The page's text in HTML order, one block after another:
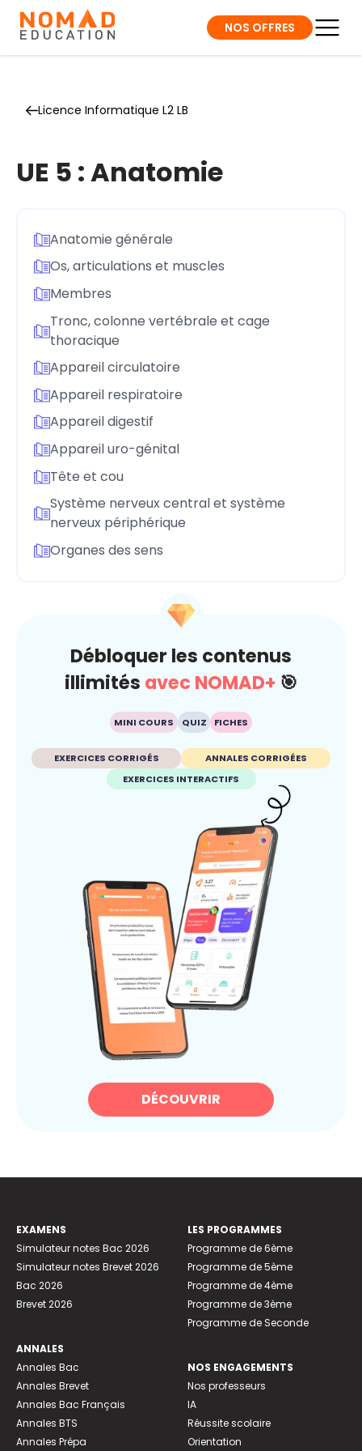
NOS OFFRES
Licence Informatique L2 LB
UE 5 : Anatomie
Anatomie générale
Os, articulations et muscles
Membres
Tronc, colonne vertébrale et cage
thoracique
Appareil circulatoire
Appareil respiratoire
Appareil digestif
Appareil uro-génital
Tête et cou
Système nerveux central et système
nerveux périphérique
Organes des sens
Débloquer les contenus
illimités avec NOMAD+ 🎯
MINI COURS QUIZ FICHES
EXERCICES CORRIGÉS
ANNALES CORRIGÉES
EXERCICES INTERACTIFS
DÉCOUVRIR
EXAMENS
Simulateur notes Bac 2026
Simulateur notes Brevet 2026
Bac 2026
Brevet 2026
ANNALES
Annales Bac
Annales Brevet
Annales Bac Français
Annales BTS
Annales Prépa
LES PROGRAMMES
Programme de 6ème
Programme de 5ème
Programme de 4ème
Programme de 3ème
Programme de Seconde
NOS ENGAGEMENTS
Nos professeurs
IA
Réussite scolaire
Orientation